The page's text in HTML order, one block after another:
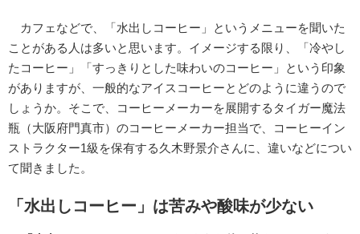
カフェなどで、「水出しコーヒー」というメニューを聞いた
ことがある人は多いと思います。イメージする限り、「冷やし
たコーヒー」「すっきりとした味わいのコーヒー」という印象
がありますが、一般的なアイスコーヒーとどのように違うので
しょうか。そこで、コーヒーメーカーを展開するタイガー魔法
瓶（大阪府門真市）のコーヒーメーカー担当で、コーヒーイン
ストラクター1級を保有する久木野景介さんに、違いなどについ
て聞きました。
「水出しコーヒー」は苦みや酸味が少ない